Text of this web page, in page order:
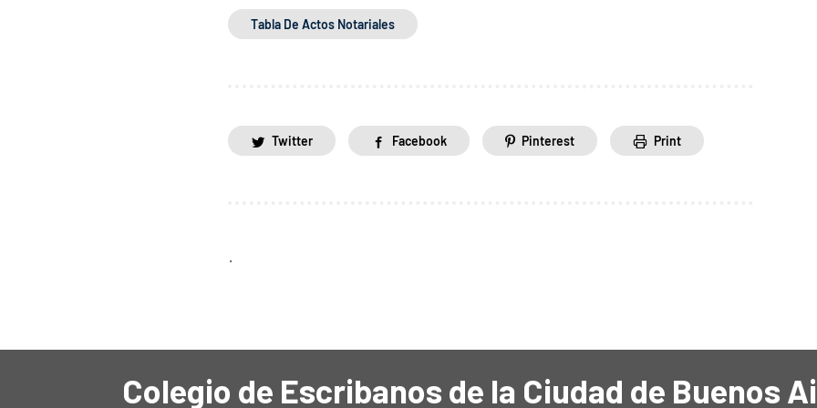
Tabla De Actos Notariales
Twitter Facebook Pinterest Print
.
Colegio de Escribanos de la Ciudad de Buenos